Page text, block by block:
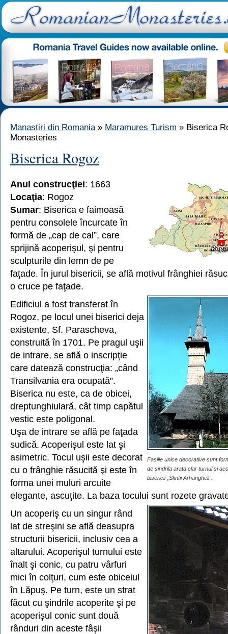
Manastiri din Romania» Maramures Turism » Biserica
Monasteries
Biserica Rogoz
Anul construcţiei: 1663
Locaţia: Rogoz
Sumar: Biserica e faimoasă
pentru consolele încurcate în
formă de „cap de cal”, care
sprijină acoperişul, şi pentru
sculpturile din lemn de pe
faţade. În jurul bisericii, se află motivul frânghiei
o cruce pe faţade.
Fasiile unice decorative sunt
de sindrila arata clar turnul si
bisericii „Sfintii Arhangheli”.
Edificiul a fost transferat în
Rogoz, pe locul unei biserici deja
existente, Sf. Parascheva,
construită în 1701. Pe pragul uşii
de intrare, se află o inscripţie
care datează construcţia: „când
Transilvania era ocupată”.
Biserica nu este, ca de obicei,
dreptunghiulară, cât timp capătul
vestic este poligonal.
Uşa de intrare se află pe faţada
sudică. Acoperişul este lat şi
asimetric. Tocul uşii este decorat
cu o frânghie răsucită şi este în
forma unei muluri arcuite
elegante, ascuţite. La baza tocului sunt rozete
Un acoperiş cu un singur rând
lat de streşini se află deasupra
structurii bisericii, inclusiv cea a
altarului. Acoperişul turnului este
înalt şi conic, cu patru vârfuri
mici în colţuri, cum este obiceiul
în Lăpuş. Pe turn, este un strat
făcut cu şindrile acoperite şi pe
acoperişul conic sunt două
rânduri din aceste fâşii